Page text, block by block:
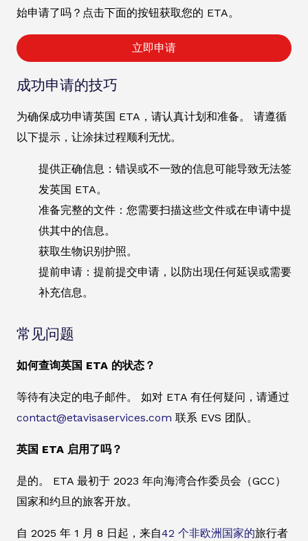
始申请了吗？点击下面的按钮获取您的 ETA。
立即申请
成功申请的技巧
为确保成功申请英国 ETA，请认真计划和准备。 请遵循
以下提示，让涂抹过程顺利无忧。
提供正确信息：错误或不一致的信息可能导致无法签
发英国 ETA。
准备完整的文件：您需要扫描这些文件或在申请中提
供其中的信息。
获取生物识别护照。
提前申请：提前提交申请，以防出现任何延误或需要
补充信息。
常见问题
如何查询英国 ETA 的状态？
等待有决定的电子邮件。 如对 ETA 有任何疑问，请通过
contact@etavisaservices.com 联系 EVS 团队。
英国 ETA 启用了吗？
是的。 ETA 最初于 2023 年向海湾合作委员会（GCC）
国家和约旦的旅客开放。
自 2025 年 1 月 8 日起，来自42 个非欧洲国家的旅行者